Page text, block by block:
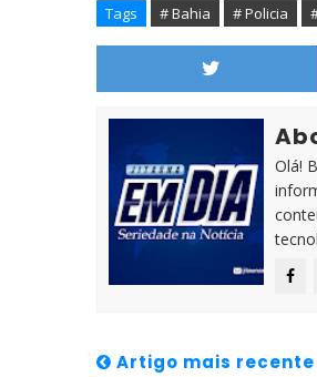
Tags # Bahia # Policia
Olá!
Artigo mais recente